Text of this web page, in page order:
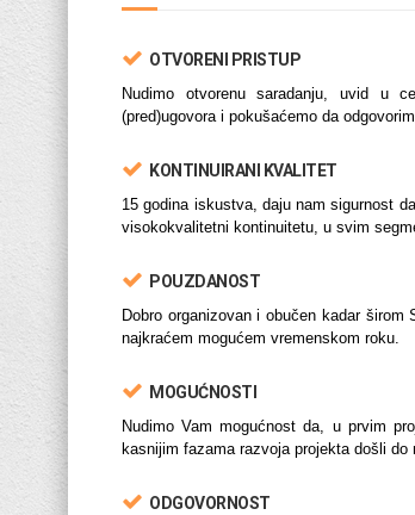
OTVORENI PRISTUP
Nudimo otvorenu saradanju, uvid u
(pred)ugovora i pokušaćemo da
KONTINUIRANI KVALITET
15 godina iskustva, daju nam sigurnost
visokokvalitetni kontinuitetu, u svim
POUZDANOST
Dobro organizovan i obučen kadar
najkraćem mogućem vremenskom roku.
MOGUĆNOSTI
Nudimo Vam mogućnost da, u prvim
kasnijim fazama razvoja projekta došli do
ODGOVORNOST